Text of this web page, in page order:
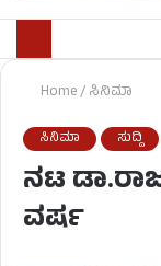
Home/ಸಿನಿಮಾ
ಸಿನಿಮಾ ಸುದ್ದಿ
ನಟ
ವರ್ಷ